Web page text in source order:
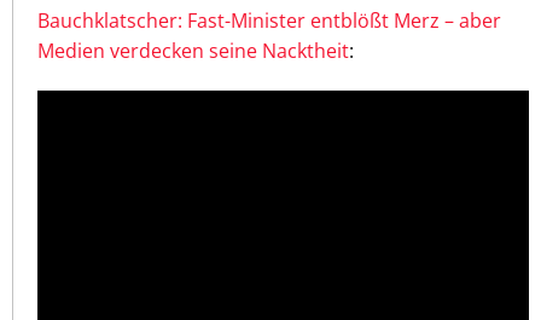
Bauchklatscher: Fast-Minister entblößt Merz – aber
Medien verdecken seine Nacktheit: